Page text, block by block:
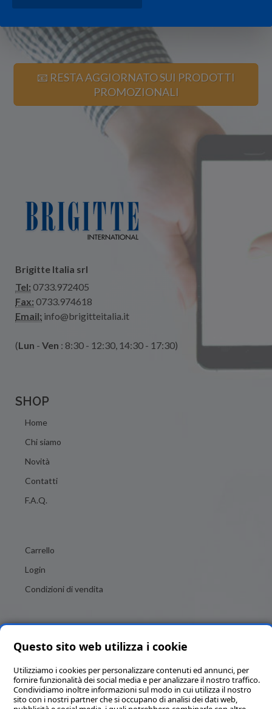
📧 RESTA AGGIORNATO SUI PRODOTTI
PROMOZIONALI
Brigitte Italia srl
Tel: 0733.972405
Fax: 0733.974618
Email: info@brigitteitalia.it
(Lun - Ven : 8:30 - 12:30, 14:30 - 17:30)
SHOP
Home
Chi siamo
Novità
Contatti
F.A.Q.
Carrello
Login
Condizioni di vendita
Brigitte Italia SRL - Numero REA MC - 82684 - P.IVA e C.F.
00325020436 - Codice SDI KRRH6B9 - Capitale sociale in Euro
Questo sito web utilizza i cookie
Utilizziamo i cookies per personalizzare contenuti ed annunci, per
fornire funzionalità dei social media e per analizzare il nostro traffico.
Condividiamo inoltre informazioni sul modo in cui utilizza il nostro
sito con i nostri partner che si occupano di analisi dei dati web,